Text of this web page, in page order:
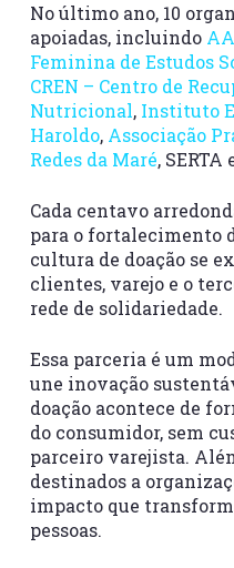
No último ano, 10
apoiadas, incluindo
Feminina de Estudos
CREN – Centro de
Nutricional, Instituto
Haroldo, Associação
Redes da Maré,
Cada centavo
para o fortalecimento
cultura de doação se
clientes, varejo e o
rede de solidariedade.
Essa parceria é um
une inovação
doação acontece de
do consumidor, sem
parceiro varejista.
destinados a
impacto que
pessoas.